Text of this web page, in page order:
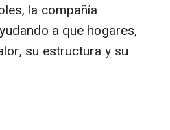
la compañía
a que hogares,
su estructura y su